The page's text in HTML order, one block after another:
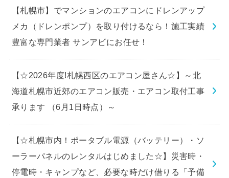
【札幌市】でマンションのエアコンにドレンアップ
メカ（ドレンポンプ）を取り付けるなら！施工実績
豊富な専門業者 サンアビにお任せ！
【☆2026年度!札幌西区のエアコン屋さん☆】～北
海道札幌市近郊のエアコン販売・エアコン取付工事
承ります （6月1日時点）～
【☆札幌市内！ポータブル電源（バッテリー）・ソ
ーラーパネルのレンタルはじめました☆】災害時・
停電時・キャンプなど、必要な時だけ借りる「予備